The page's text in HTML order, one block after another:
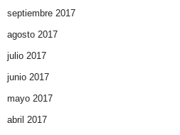
septiembre 2017
agosto 2017
julio 2017
junio 2017
mayo 2017
abril 2017